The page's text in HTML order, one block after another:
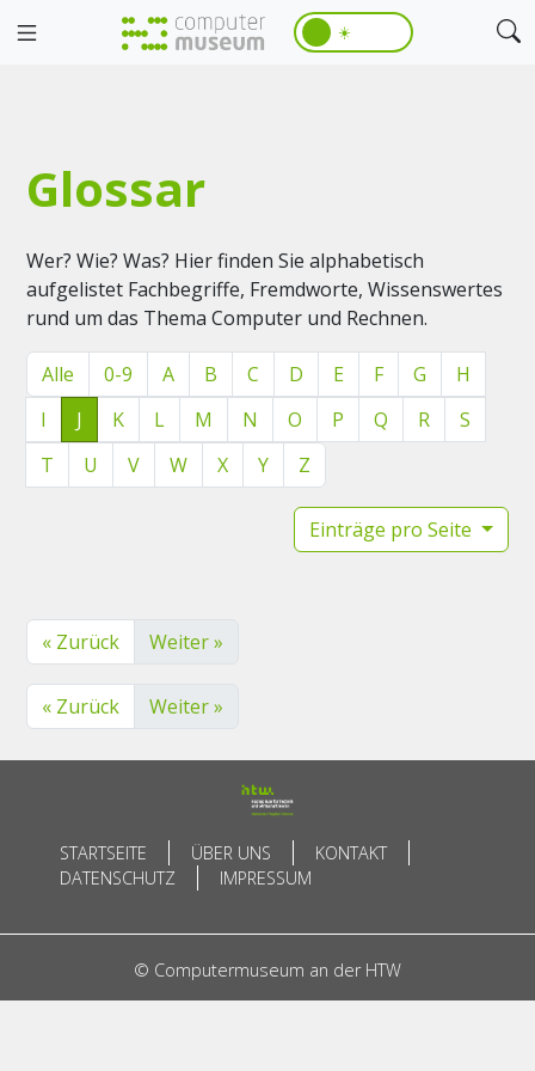
☀️
Glossar
Wer? Wie? Was? Hier finden Sie alphabetisch
aufgelistet Fachbegriffe, Fremdworte, Wissenswertes
rund um das Thema Computer und Rechnen.
Alle 0-9 A B C D E F G
H
I
J K L M N O P Q R
S
T
U V W X Y Z
Einträge pro Seite
« Zurück Weiter »
« Zurück Weiter »
STARTSEITE ÜBER UNS
KONTAKT
DATENSCHUTZ
IMPRESSUM
© Computermuseum an der HTW